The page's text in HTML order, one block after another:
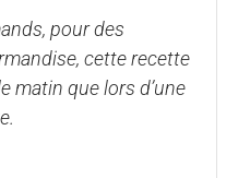
pour des
cette recette
matin que lors d’une